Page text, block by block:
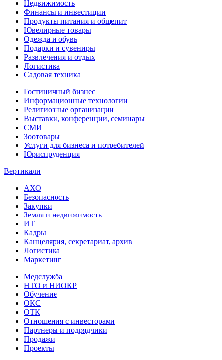
Недвижимость
Финансы и инвестиции
Продукты питания и общепит
Ювелирные товары
Одежда и обувь
Подарки и сувениры
Развлечения и отдых
Логистика
Садовая техника
Гостиничный бизнес
Информационные технологии
Религиозные организации
Выставки, конференции, семинары
СМИ
Зоотовары
Услуги для бизнеса и потребителей
Юриспруденция
Вертикали
АХО
Безопасность
Закупки
Земля и недвижимость
ИТ
Кадры
Канцелярия, секретариат, архив
Логистика
Маркетинг
Медслужба
НТО и НИОКР
Обучение
ОКС
ОТК
Отношения с инвесторами
Партнеры и подрядчики
Продажи
Проекты